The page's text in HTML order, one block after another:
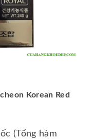
Korean Red
(Tổng hàm